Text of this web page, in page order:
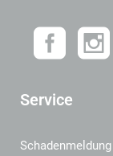
Service
Schadenmeldung